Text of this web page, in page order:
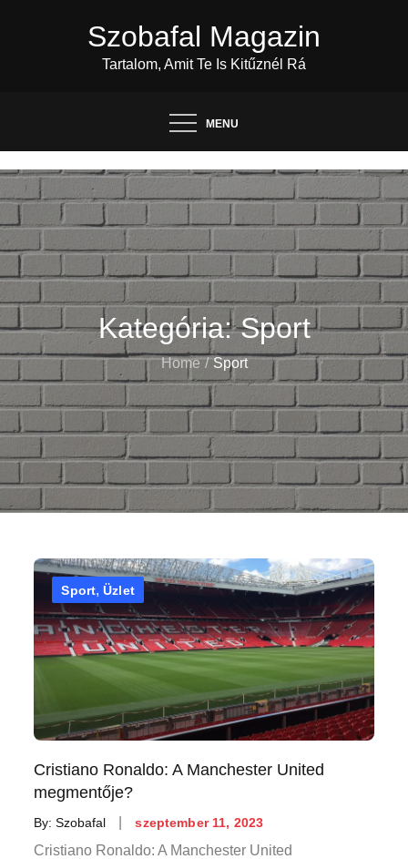
Szobafal Magazin
Tartalom, Amit Te Is Kitűznél Rá
MENU
Kategória:Sport
Home Sport
Sport Üzlet
Cristiano Ronaldo: A Manchester United
megmentője?
By:Szobafal
Posted
on
szeptember 11, 2023
Cristiano Ronaldo: A Manchester United